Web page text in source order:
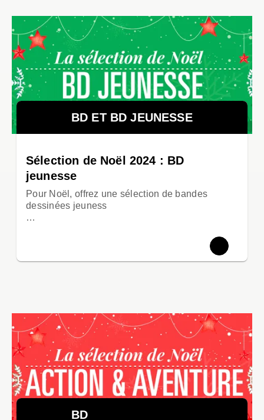
BD ET BD JEUNESSE
Sélection de Noël 2024 : BD
jeunesse
Pour Noël, offrez une sélection de bandes
dessinées jeuness
…
BD